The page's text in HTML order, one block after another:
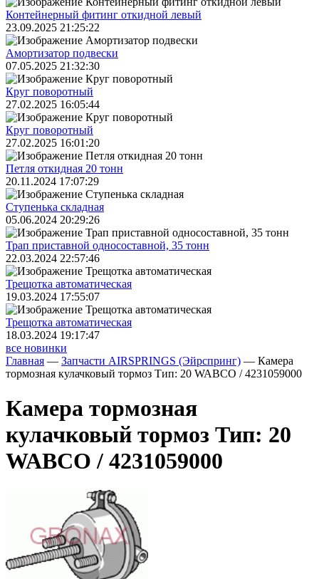
Контейнерный фитинг откидной левый
23.09.2025 21:25:22
Амортизатор подвески
07.05.2025 21:32:30
Круг поворотный
27.02.2025 16:05:44
Круг поворотный
27.02.2025 16:01:20
Петля откидная 20 тонн
20.11.2024 17:07:29
Ступенька складная
05.06.2024 20:29:26
Трап приставной односоставной, 35 тонн
22.03.2024 22:57:46
Трещoтка автоматическая
19.03.2024 17:55:07
Трещoтка автоматическая
18.03.2024 19:17:47
все новинки
Главная — Запчасти AIRSPRINGS (Эйрспринг) — Камера
тормозная кулачковый тормоз Тип: 20 WABCO / 4231059000
Камера тормозная
кулачковый тормоз Тип: 20
WABCO / 4231059000